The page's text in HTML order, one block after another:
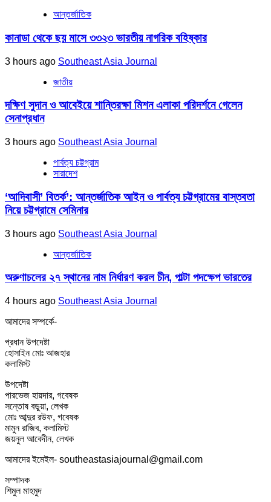
আন্তর্জাতিক
কানাডা থেকে ছয় মাসে ৩৩২৩ ভারতীয় নাগরিক বহিষ্কার
3 hours ago Southeast Asia Journal
জাতীয়
দক্ষিণ সুদান ও আবেইয়ে শান্তিরক্ষা মিশন এলাকা পরিদর্শনে গেলেন
সেনাপ্রধান
3 hours ago Southeast Asia Journal
পার্বত্য চট্টগ্রাম
সারাদেশ
‘আদিবাসী’ বিতর্ক’: আন্তর্জাতিক আইন ও পার্বত্য চট্টগ্রামের বাস্তবতা
নিয়ে চট্টগ্রামে সেমিনার
3 hours ago Southeast Asia Journal
আন্তর্জাতিক
অরুণাচলের ২৭ স্থানের নাম নির্ধারণ করল চীন, পাল্টা পদক্ষেপ ভারতের
4 hours ago Southeast Asia Journal
আমাদের সম্পর্কে-
প্রধান উপদেষ্টা
হোসাইন মোঃ আজহার
কলামিস্ট
উপদেষ্টা
পারভেজ হায়দার, গবেষক
সন্তোষ বড়ুয়া, লেখক
মোঃ আব্দুর রউফ, গবেষক
মামুন রাজিব, কলামিস্ট
জয়নুল আবেদীন, লেখক
আমাদের ইমেইল- southeastasiajournal@gmail.com
সম্পাদক
শিমুল মাহমুদ